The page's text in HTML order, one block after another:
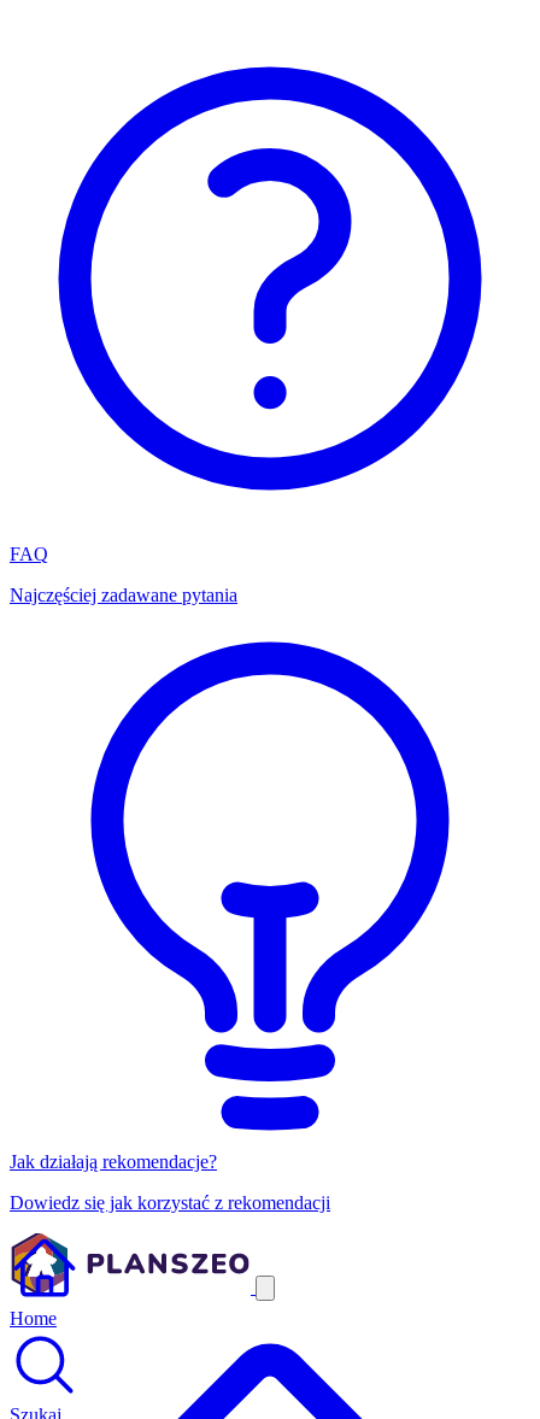
FAQ
Najczęściej zadawane pytania
Jak działają rekomendacje?
Dowiedz się jak korzystać z rekomendacji
Home
Szukaj